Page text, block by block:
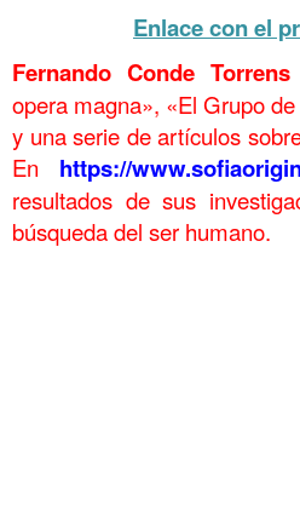
Enlace con el
Fernando Conde Torrens
opera magna», «El Grupo
y una serie de artículos
En
https://
resultados de sus
búsqueda del ser humano.